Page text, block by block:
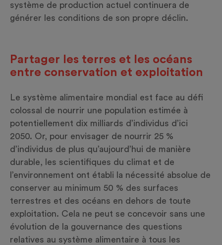
système de production actuel continuera de
générer les conditions de son propre déclin.
Partager les terres et les océans
entre conservation et exploitation
Le système alimentaire mondial est face au défi
colossal de nourrir une population estimée à
potentiellement dix milliards d’individus d’ici
2050. Or, pour envisager de nourrir 25 %
d’individus de plus qu’aujourd’hui de manière
durable, les scientifiques du climat et de
l’environnement ont établi la nécessité absolue de
conserver au minimum 50 % des surfaces
terrestres et des océans en dehors de toute
exploitation. Cela ne peut se concevoir sans une
évolution de la gouvernance des questions
relatives au système alimentaire à tous les